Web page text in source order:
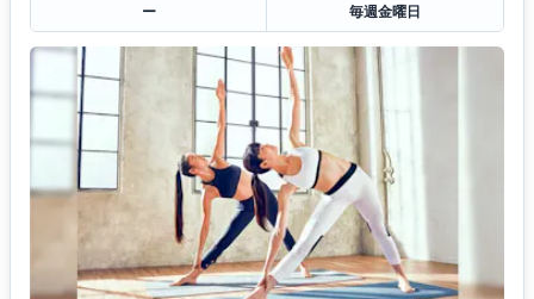
ー
毎週金曜日